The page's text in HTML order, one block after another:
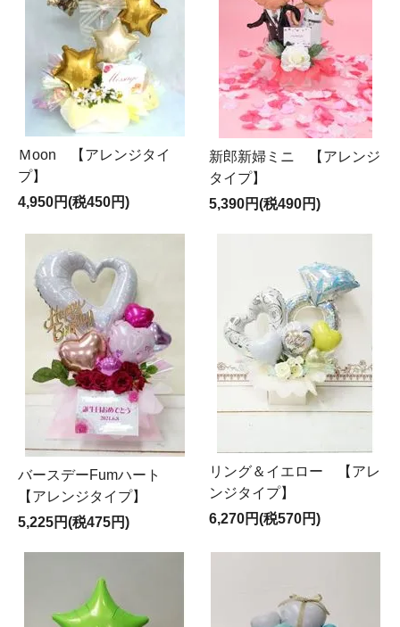
Ｍoon 【アレンジタイ
プ】
4,950円(税450円)
新郎新婦ミニ 【アレンジ
タイプ】
5,390円(税490円)
バースデーFumハート
【アレンジタイプ】
5,225円(税475円)
リング＆イエロー 【アレ
ンジタイプ】
6,270円(税570円)